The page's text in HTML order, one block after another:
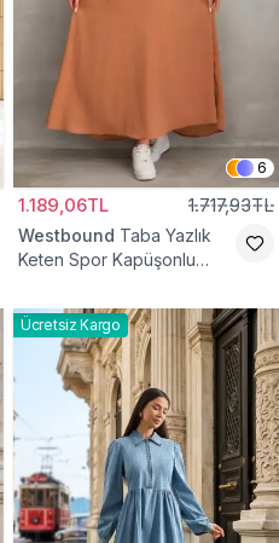
6
1.189,06TL 1.717,93TL
Westbound Taba Yazlık
Keten Spor Kapüşonlu
Tesettür Elbise
Ücretsiz Kargo